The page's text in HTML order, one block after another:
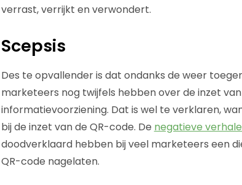
verrast, verrijkt en verwondert.
Scepsis
Des te opvallender is dat ondanks de weer
marketeers nog twijfels hebben over de inzet
informatievoorziening. Dat is wel te verklaren,
bij de inzet van de QR-code. De negatieve
doodverklaard hebben bij veel marketeers een
QR-code nagelaten.